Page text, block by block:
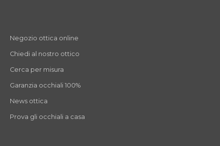
Negozio ottica online
Chiedi al nostro ottico
Cerca per misura
Garanzia occhiali 100%
News ottica
Prova gli occhiali a casa